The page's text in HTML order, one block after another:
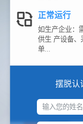
正常运行
如生产企业：
供生 产设备、
单...
摆脱认
输入您的姓名